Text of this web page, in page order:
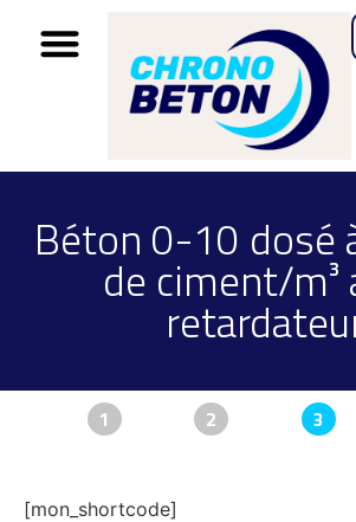
Béton 0-10 dosé
de ciment/m³
1 2 3
[mon_shortcode]